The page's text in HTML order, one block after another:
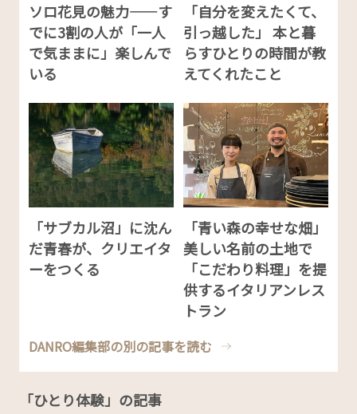
ソロ花見の魅力——す
でに3割の人が「一人
で気ままに」楽しんで
いる
「自分を変えたくて、
引っ越した」 本と暮
らすひとりの時間が教
えてくれたこと
「サブカル沼」に沈ん
だ青春が、クリエイタ
ーをつくる
「青い森の幸せな畑」
美しい名前の土地で
「こだわり料理」を提
供するイタリアンレス
トラン
DANRO編集部の別の記事を読む
「ひとり体験」の記事